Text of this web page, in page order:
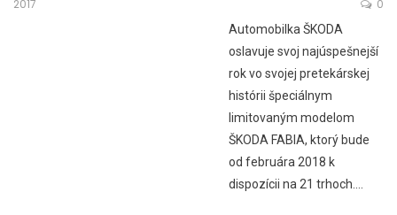
2017 0
Automobilka ŠKODA
oslavuje svoj najúspešnejší
rok vo svojej pretekárskej
histórii špeciálnym
limitovaným modelom
ŠKODA FABIA, ktorý bude
od februára 2018 k
dispozícii na 21 trhoch.…